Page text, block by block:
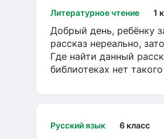
Литературное чтение 1
Добрый день, ребёнку
рассказ нереально,
Где найти данный
библиотеках нет
Русский язык 6 класс